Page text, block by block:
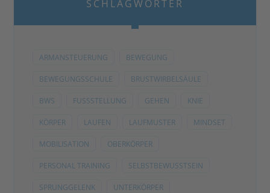
SCHLAGWÖRTER
ARMANSTEUERUNG BEWEGUNG
BEWEGUNGSSCHULE BRUSTWIRBELSÄULE
BWS FUSSSTELLUNG GEHEN KNIE
KÖRPER LAUFEN LAUFMUSTER MINDSET
MOBILISATION OBERKÖRPER
PERSONAL TRAINING SELBSTBEWUSSTSEIN
SPRUNGGELENK UNTERKÖRPER